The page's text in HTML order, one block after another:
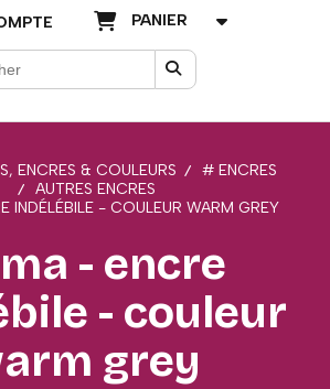
PANIER
ENCRES & COULEURS
# ENCRES
AUTRES ENCRES
INDÉLÉBILE - COULEUR WARM GREY
- encre
- couleur
grey